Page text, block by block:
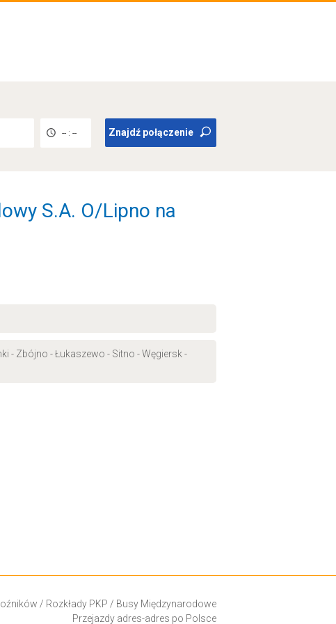
-- : -- Znajdź połączenie
S.A. O/Lipno na
- Zbójno - Łukaszewo - Sitno - Węgiersk -
/ Rozkłady PKP / Busy Międzynarodowe
Przejazdy adres-adres po Polsce